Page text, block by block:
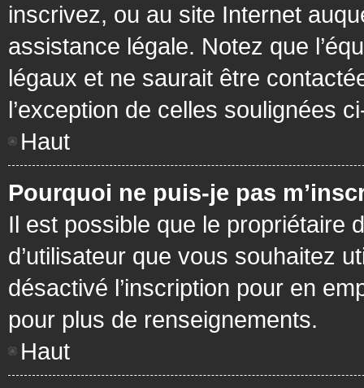
inscrivez, ou au site Internet
assistance légale. Notez que
légaux et ne saurait être
l’exception de celles soulignées
Haut
Pourquoi ne puis-je pas
Il est possible que le propriétaire
d’utilisateur que vous souhaitez
désactivé l’inscription pour en
pour plus de renseignements.
Haut